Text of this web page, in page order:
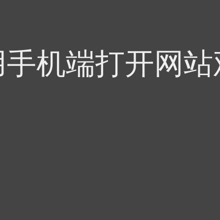
机端打开网